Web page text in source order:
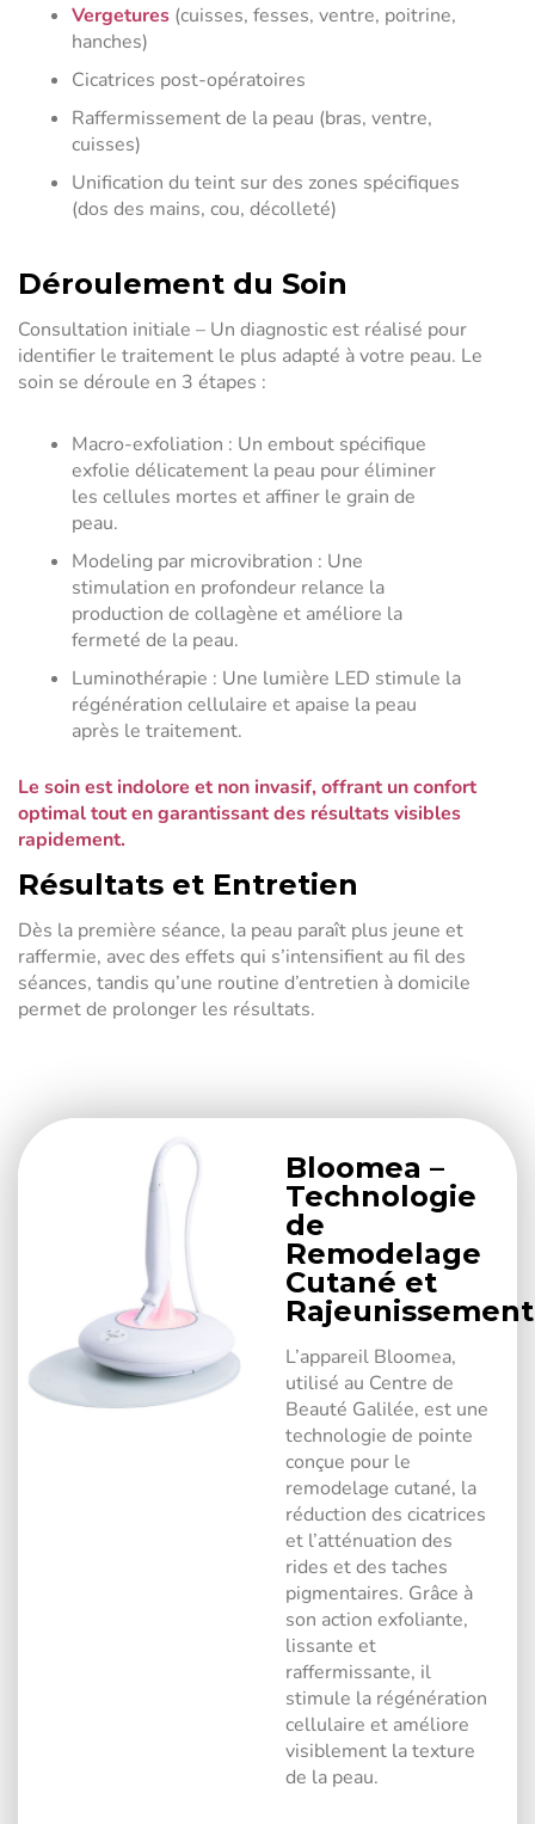
Vergetures (cuisses, fesses, ventre, poitrine,
hanches)
Cicatrices post-opératoires
Raffermissement de la peau (bras, ventre,
cuisses)
Unification du teint sur des zones spécifiques
(dos des mains, cou, décolleté)
Déroulement du Soin
Consultation initiale – Un diagnostic est réalisé pour
identifier le traitement le plus adapté à votre peau. Le
soin se déroule en 3 étapes :
Macro-exfoliation : Un embout spécifique
exfolie délicatement la peau pour éliminer
les cellules mortes et affiner le grain de
peau.
Modeling par microvibration : Une
stimulation en profondeur relance la
production de collagène et améliore la
fermeté de la peau.
Luminothérapie : Une lumière LED stimule la
régénération cellulaire et apaise la peau
après le traitement.
Le soin est indolore et non invasif, offrant un confort
optimal tout en garantissant des résultats visibles
rapidement.
Résultats et Entretien
Dès la première séance, la peau paraît plus jeune et
raffermie, avec des effets qui s’intensifient au fil des
séances, tandis qu’une routine d’entretien à domicile
permet de prolonger les résultats.
Bloomea –
Technologie
de
Remodelage
Cutané et
Rajeunissement
L’appareil Bloomea,
utilisé au Centre de
Beauté Galilée, est une
technologie de pointe
conçue pour le
remodelage cutané, la
réduction des cicatrices
et l’atténuation des
rides et des taches
pigmentaires. Grâce à
son action exfoliante,
lissante et
raffermissante, il
stimule la régénération
cellulaire et améliore
visiblement la texture
de la peau.